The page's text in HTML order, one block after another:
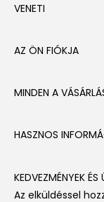
VENETI
AZ ÖN FIÓKJA
MINDEN A
HASZNOS
KEDVEZMÉNYEK
Az elküldéssel